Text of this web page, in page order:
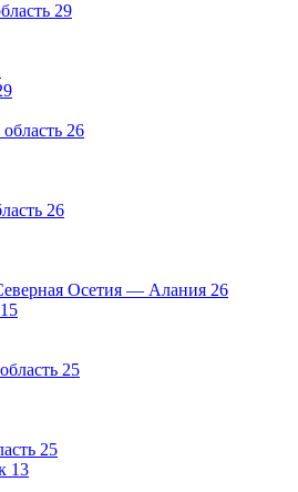
29
26
26
Осетия — Алания 26
15
25
25
13